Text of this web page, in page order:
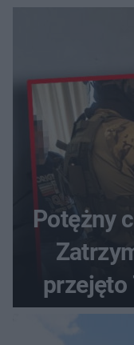
Potężny
Zatrzymano